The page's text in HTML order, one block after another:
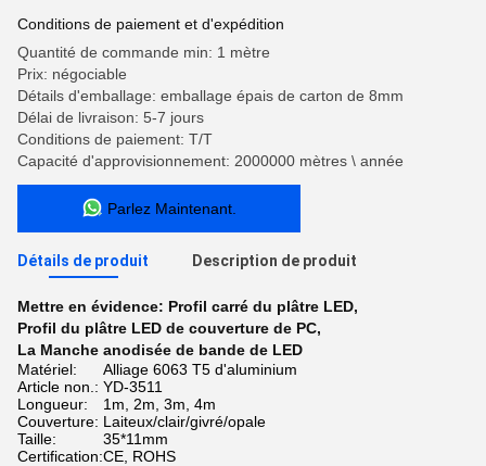
Conditions de paiement et d'expédition
Quantité de commande min: 1 mètre
Prix: négociable
Détails d'emballage: emballage épais de carton de 8mm
Délai de livraison: 5-7 jours
Conditions de paiement: T/T
Capacité d'approvisionnement: 2000000 mètres \ année
Parlez Maintenant.
Détails de produit Description de produit
Mettre en évidence: Profil carré du plâtre LED,
Profil du plâtre LED de couverture de PC,
La Manche anodisée de bande de LED
Matériel:
Alliage 6063 T5 d'aluminium
Article non.: YD-3511
Longueur:
1m, 2m, 3m, 4m
Couverture: Laiteux/clair/givré/opale
Taille:
35*11mm
Certification:CE, ROHS